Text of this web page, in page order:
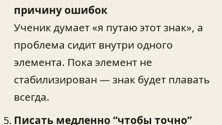
причину ошибок
Ученик думает «я путаю этот знак», а
проблема сидит внутри одного
элемента. Пока элемент не
стабилизирован — знак будет плавать
всегда.
Писать медленно “чтобы точно”